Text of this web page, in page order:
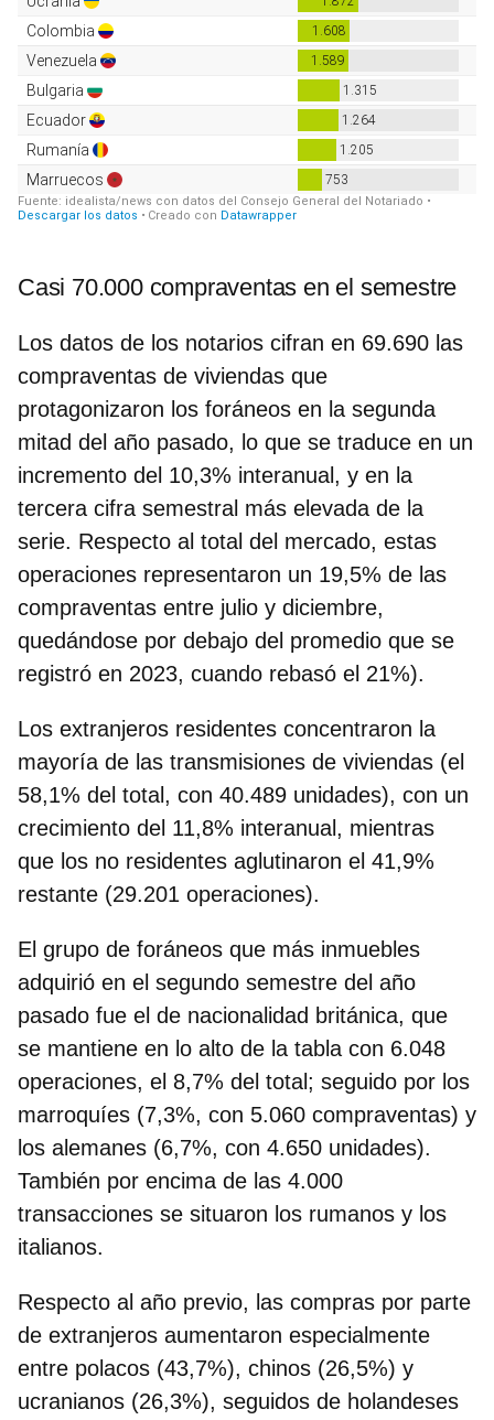
Casi 70.000 compraventas en el semestre
Los datos de los notarios cifran en 69.690 las
compraventas de viviendas que
protagonizaron los foráneos en la segunda
mitad del año pasado, lo que se traduce en un
incremento del 10,3% interanual, y en la
tercera cifra semestral más elevada de la
serie. Respecto al total del mercado, estas
operaciones representaron un 19,5% de las
compraventas entre julio y diciembre,
quedándose por debajo del promedio que se
registró en 2023, cuando rebasó el 21%).
Los extranjeros residentes concentraron la
mayoría de las transmisiones de viviendas (el
58,1% del total, con 40.489 unidades), con un
crecimiento del 11,8% interanual, mientras
que los no residentes aglutinaron el 41,9%
restante (29.201 operaciones).
El grupo de foráneos que más inmuebles
adquirió en el segundo semestre del año
pasado fue el de nacionalidad británica, que
se mantiene en lo alto de la tabla con 6.048
operaciones, el 8,7% del total; seguido por los
marroquíes (7,3%, con 5.060 compraventas) y
los alemanes (6,7%, con 4.650 unidades).
También por encima de las 4.000
transacciones se situaron los rumanos y los
italianos.
Respecto al año previo, las compras por parte
de extranjeros aumentaron especialmente
entre polacos (43,7%), chinos (26,5%) y
ucranianos (26,3%), seguidos de holandeses